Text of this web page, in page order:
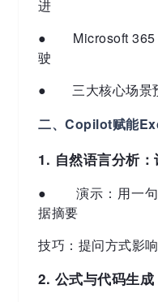
进
● Microsoft 365
驶
● 三大核心场景
二、Copilot赋能
1. 自然语言分析
● 演示：用一句
据摘要
技巧：提问方式影
2. 公式与代码生